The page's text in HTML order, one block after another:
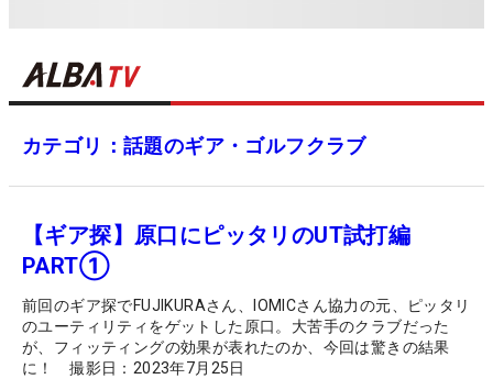
カテゴリ：話題のギア・ゴルフクラブ
【ギア探】原口にピッタリのUT試打編
PART①
前回のギア探でFUJIKURAさん、IOMICさん協力の元、ピッタリ
のユーティリティをゲットした原口。大苦手のクラブだった
が、フィッティングの効果が表れたのか、今回は驚きの結果
に！ 撮影日：2023年7月25日